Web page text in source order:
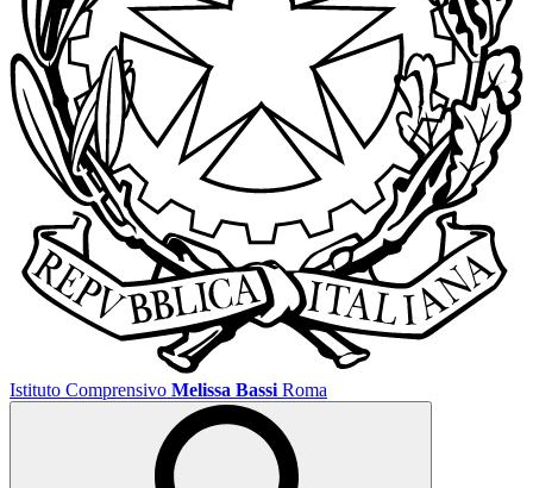
Istituto Comprensivo Melissa Bassi Roma